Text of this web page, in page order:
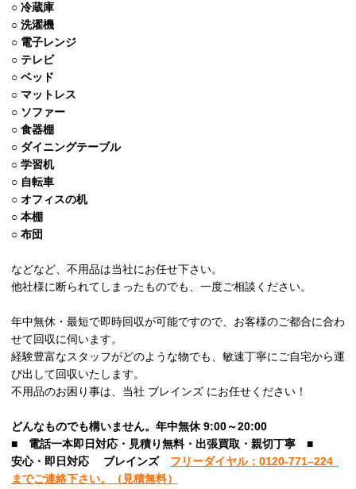
○ 冷蔵庫
○ 洗濯機
○ 電子レンジ
○ テレビ
○ ベッド
○ マットレス
○ ソファー
○ 食器棚
○ ダイニングテーブル
○ 学習机
○ 自転車
○ オフィスの机
○ 本棚
○ 布団
などなど、不用品は当社にお任せ下さい。
他社様に断られてしまったものでも、一度ご相談ください。
年中無休・最短で即時回収が可能ですので、お客様のご都合に合わ
せて回収に伺います。
経験豊富なスタッフがどのような物でも、敏速丁寧にご自宅から運
び出して回収いたします。
不用品のお困り事は、当社 ブレインズ にお任せください！
どんなものでも構いません。年中無休 9:00～20:00
■ 電話一本即日対応・見積り無料・出張買取・親切丁寧 ■
安心・即日対応 ブレインズ フリーダイヤル：0120-771–224
までご連絡下さい。
（見積無料）